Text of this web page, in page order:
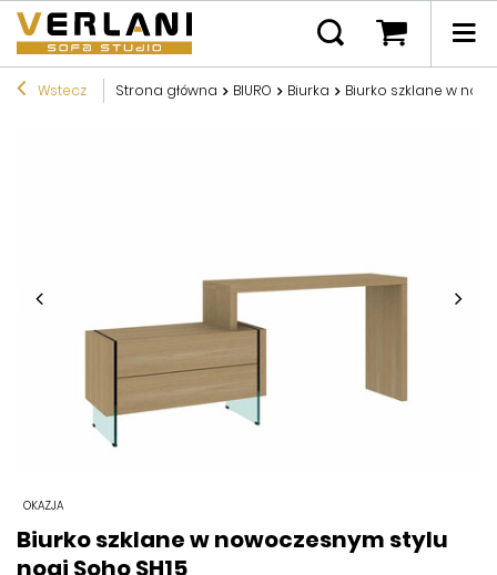
Wstecz Strona główna BIURO Biurka Biurko szklane w
OKAZJA
Biurko szklane w nowoczesnym stylu
nogi Soho SH15